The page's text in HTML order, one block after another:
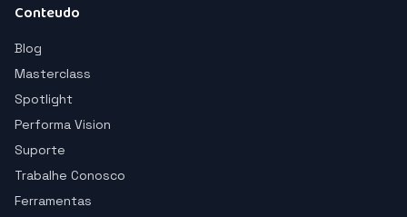
Conteudo
Blog
Masterclass
Spotlight
Performa Vision
Suporte
Trabalhe Conosco
Ferramentas